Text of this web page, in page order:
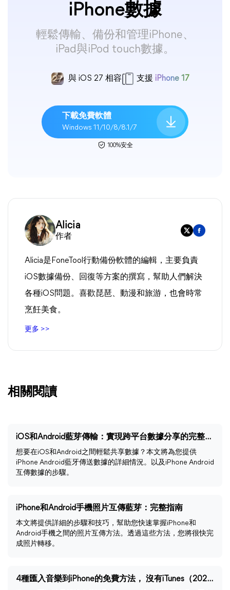
iPhone數據
輕鬆傳輸、備份和管理iPhone、
iPad與iPod touch數據。
與 iOS 27 相容 支援 iPhone 17
下載免費軟體
Windows 11/10/8/8.1/7
100%安全
Alicia
作者
Alicia是FoneTool行動備份軟體的編輯，主要負責
iOS數據備份、回復等方案的撰寫，幫助人們解決
各種iOS問題。喜歡琵琶、動漫和旅游，也會時常
烹飪美食。
更多 >>
相關閱讀
iOS和Android藍芽傳輸：實現跨平台數據分享的完整指南
想要在iOS和Android之間輕鬆共享數據？本文將為您提供
iPhone Android藍牙傳送數據的詳細情況。以及iPhone Android
互傳數據的步驟。
iPhone和Android手機照片互傳藍芽：完整指南
本文將提供詳細的步驟和技巧，幫助您快速掌握iPhone和
Android手機之間的照片互傳方法。透過這些方法，您將很快完
成照片轉移。
4種匯入音樂到iPhone的免費方法， 沒有iTunes（2024）